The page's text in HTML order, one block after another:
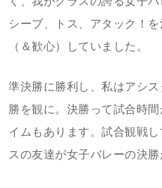
シーブ、トス、アタック！
（＆歓心）していました。
準決勝に勝利し、私はアシ
勝を観に。決勝って試合時
イムもあります。試合観戦
スの友達が女子バレーの決勝